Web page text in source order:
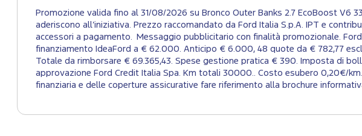
Promozione valida fino al 31/08/2026 su Bronco Outer Banks 2.7 EcoBoost V6
aderiscono all’iniziativa. Prezzo raccomandato da Ford Italia S.p.A. IPT e
accessori a pagamento. Messaggio pubblicitario con finalità promozionale.
finanziamento IdeaFord a € 62.000. Anticipo € 6.000, 48 quote da € 782,77
Totale da rimborsare € 69.365,43. Spese gestione pratica € 390. Imposta di
approvazione Ford Credit Italia Spa. Km totali 30000.. Costo esubero 0,20€/
finanziaria e delle coperture assicurative fare riferimento alla brochure